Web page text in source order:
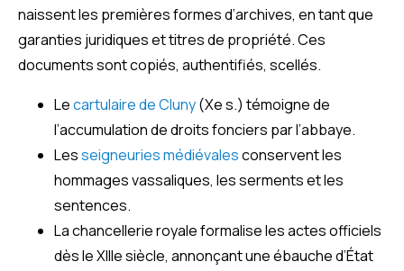
naissent les premières formes d’archives, en tant que
garanties juridiques et titres de propriété. Ces
documents sont copiés, authentifiés, scellés.
Lecartulaire de Cluny(Xe s.) témoigne de
l’accumulation de droits fonciers par l’abbaye.
Lesseigneuries médiévalesconservent les
hommages vassaliques, les serments et les
sentences.
La chancellerie royale formalise les actes officiels
dès le XIIIe siècle, annonçant une ébauche d’État